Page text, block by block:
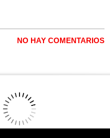
NO HAY COMENTARIOS